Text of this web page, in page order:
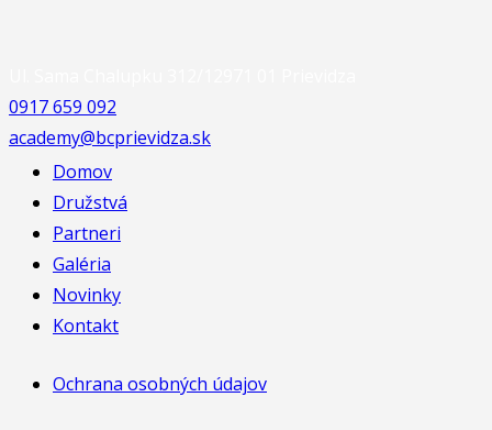
0917 659 092
academy@bcprievidza.sk
Domov
Družstvá
Partneri
Galéria
Novinky
Kontakt
Ochrana osobných údajov